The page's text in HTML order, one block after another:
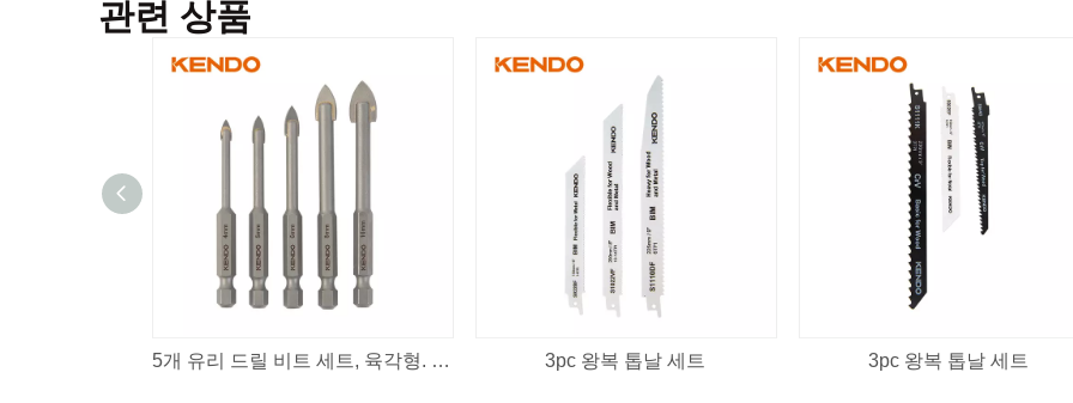
관련 상품
5개 유리 드릴 비트 세트, 육각형. 퀵 체인지 생크 3pc 왕복 톱날 세트 3pc 왕복 톱날 세트